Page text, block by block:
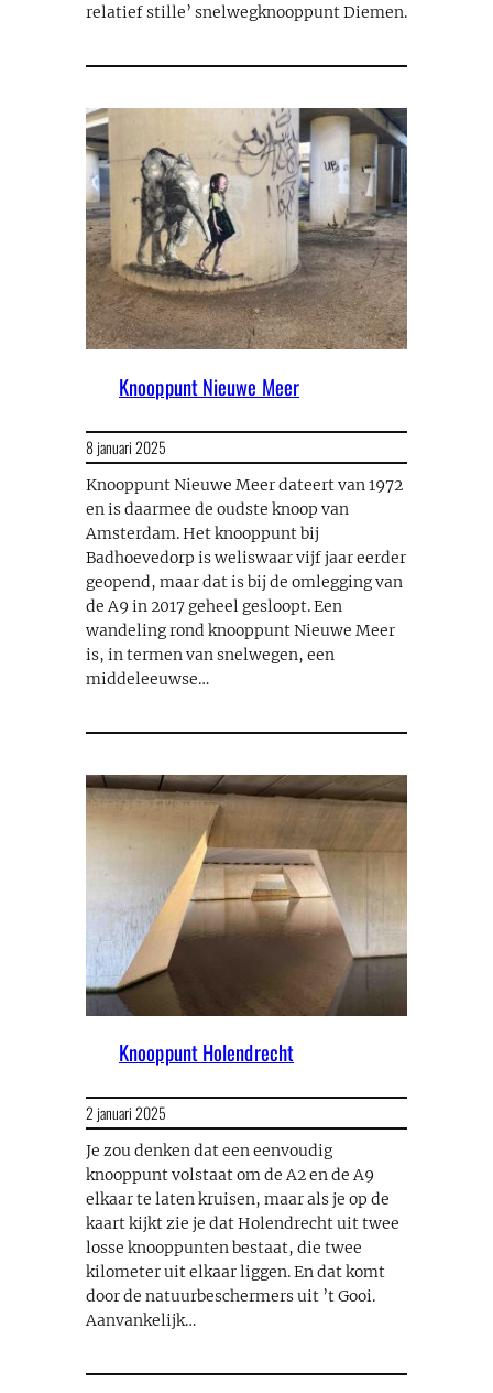
relatief stille’ snelwegknooppunt Diemen.
Knooppunt Nieuwe Meer
8 januari 2025
Knooppunt Nieuwe Meer dateert van 1972
en is daarmee de oudste knoop van
Amsterdam. Het knooppunt bij
Badhoevedorp is weliswaar vijf jaar eerder
geopend, maar dat is bij de omlegging van
de A9 in 2017 geheel gesloopt. Een
wandeling rond knooppunt Nieuwe Meer
is, in termen van snelwegen, een
middeleeuwse…
Knooppunt Holendrecht
2 januari 2025
Je zou denken dat een eenvoudig
knooppunt volstaat om de A2 en de A9
elkaar te laten kruisen, maar als je op de
kaart kijkt zie je dat Holendrecht uit twee
losse knooppunten bestaat, die twee
kilometer uit elkaar liggen. En dat komt
door de natuurbeschermers uit ’t Gooi.
Aanvankelijk…